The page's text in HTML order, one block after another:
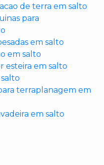
de terra em salto
para
em salto
em salto
esteira em salto
terraplanagem em
em salto